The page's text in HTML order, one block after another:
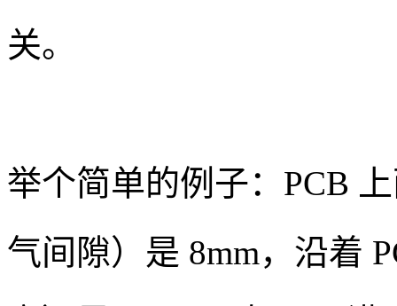
关。
举个简单的例子：PCB
气间隙）是 8mm，沿着